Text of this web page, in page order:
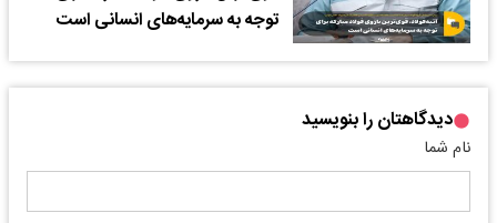
توجه به سرمایه‌های انسانی است
دیدگاهتان را بنویسید
نام شما